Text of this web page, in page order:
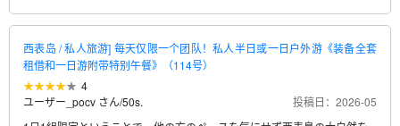
西表岛 / 私人旅游] 每天仅限一个团队！私人半日或一日户外游《装备全套
租借和一日游附带特别午餐》（114号）
4
ユーザー_pocv さん/50s.
投稿日：2026-05